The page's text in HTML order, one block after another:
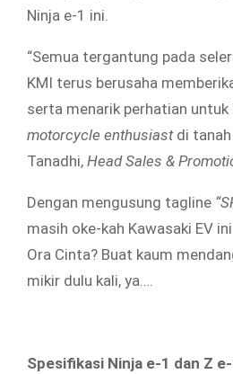
Ninja e-1 ini.
“Semua tergantung pada
KMI terus berusaha
serta menarik perhatian untuk
motorcycle enthusiastdi tanah
Tanadhi, Head Sales &
Dengan mengusung tagline
masih oke-kah Kawasaki EV
Ora Cinta? Buat kaum
mikir dulu kali, ya….
Spesifikasi Ninja e-1 dan Z e-